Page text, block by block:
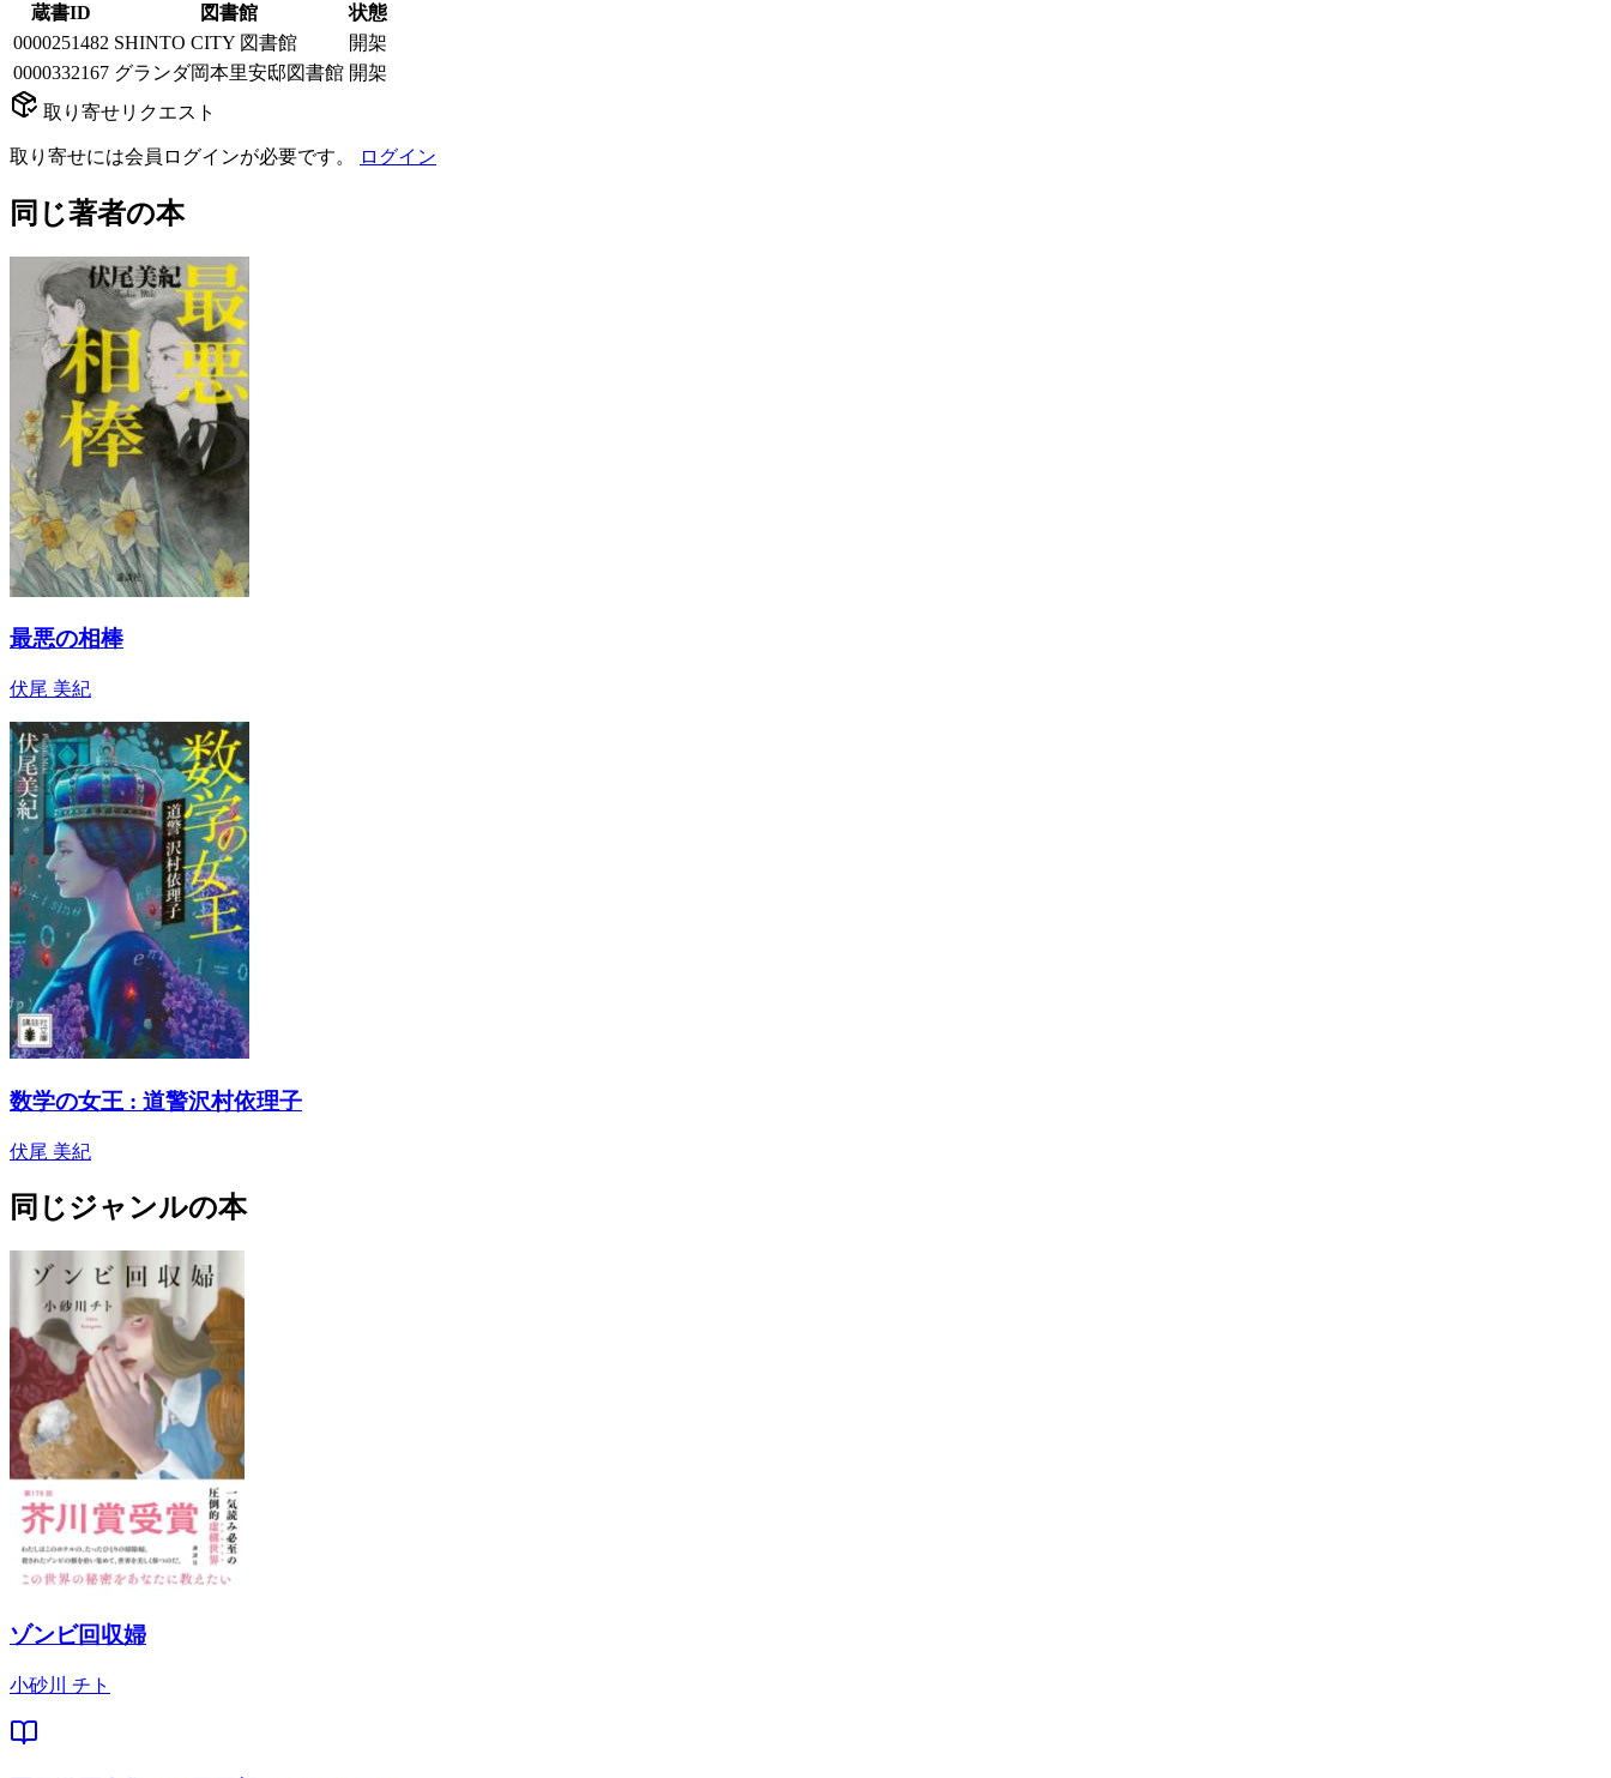
蔵書ID
図書館
状態
0000251482 SHINTO CITY 図書館
開架
0000332167 グランダ岡本里安邸図書館 開架
取り寄せリクエスト
取り寄せには会員ログインが必要です。 ログイン
同じ著者の本
最悪の相棒
伏尾 美紀
数学の女王 : 道警沢村依理子
伏尾 美紀
同じジャンルの本
ゾンビ回収婦
小砂川 チト